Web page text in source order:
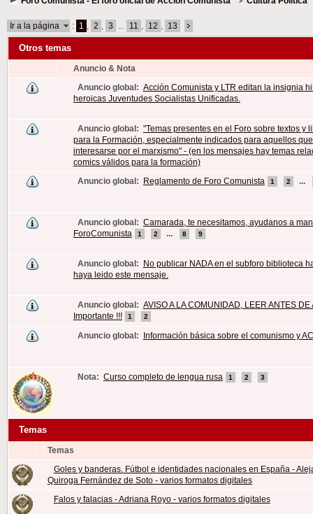
Ir a la página : 1 2 3 11 12 13
Otros temas
Anuncio & Nota
Anuncio global: Acción Comunista y LTR editan la insignia
heroicas Juventudes Socialistas Unificadas.
Anuncio global: "Temas presentes en el Foro sobre textos y
para la Formación, especialmente indicados para aquellos
interesarse por el marxismo" - (en los mensajes hay temas
comics válidos para la formación)
Anuncio global: Reglamento de Foro Comunista 1 2 ...
Anuncio global: Camarada, te necesitamos, ayudanos a
ForoComunista
1 2 ... 8 9
Anuncio global: No publicar NADA en el subforo biblioteca
haya leido este mensaje.
Anuncio global: AVISO A LA COMUNIDAD, LEER ANTES DE
Importante !!!
1 2
Anuncio global: Información básica sobre el comunismo y
Nota: Curso completo de lengua rusa 1 2 3
Temas
Temas
Goles y banderas. Fútbol e identidades nacionales en España -
Quiroga Fernández de Soto - varios formatos digitales
Falos y falacias - Adriana Royo - varios formatos digitales